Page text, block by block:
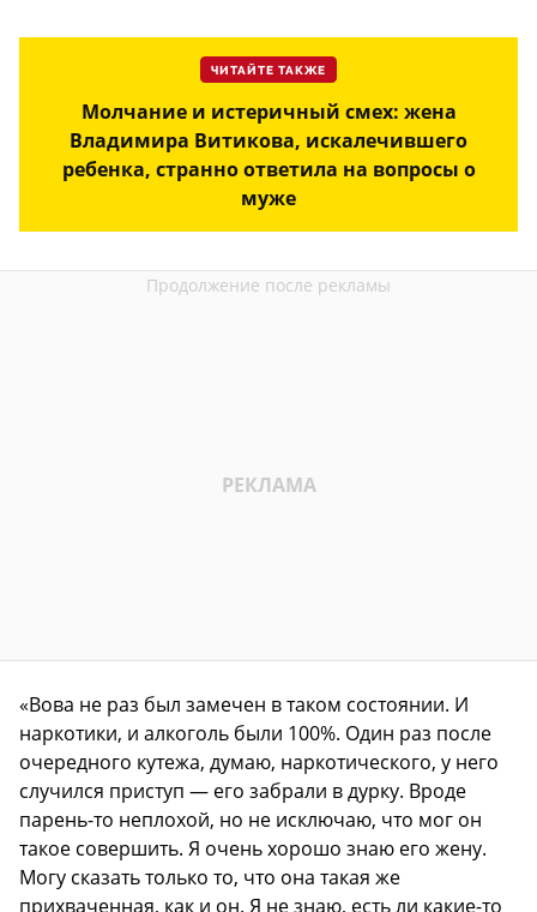
ЧИТАЙТЕ ТАКЖЕ
Молчание и истеричный смех: жена
Владимира Витикова, искалечившего
ребенка, странно ответила на вопросы о
муже
«Вова не раз был замечен в таком состоянии. И
наркотики, и алкоголь были 100%. Один раз после
очередного кутежа, думаю, наркотического, у него
случился приступ — его забрали в дурку. Вроде
парень-то неплохой, но не исключаю, что мог он
такое совершить. Я очень хорошо знаю его жену.
Могу сказать только то, что она такая же
прихваченная, как и он. Я не знаю, есть ли какие-то